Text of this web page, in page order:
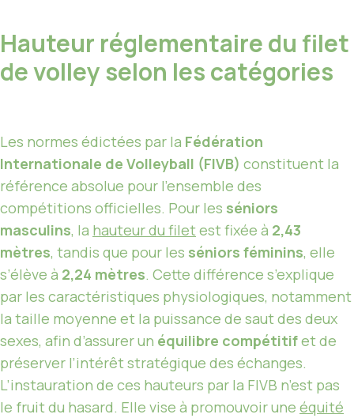
Hauteur réglementaire du filet
de volley selon les catégories
Les normes édictées par la Fédération
Internationale de Volleyball (FIVB) constituent la
référence absolue pour l’ensemble des
compétitions officielles. Pour les séniors
masculins, la hauteur du filetest fixée à 2,43
mètres, tandis que pour les séniors féminins, elle
s’élève à 2,24 mètres. Cette différence s’explique
par les caractéristiques physiologiques, notamment
la taille moyenne et la puissance de saut des deux
sexes, afin d’assurer un équilibre compétitifet de
préserver l’intérêt stratégique des échanges.
L’instauration de ces hauteurs par la FIVB n’est pas
le fruit du hasard. Elle vise à promouvoir une équité